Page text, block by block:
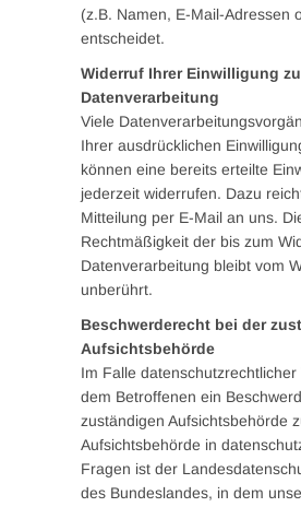
(z.B. Namen, E-Mail-Adressen
entscheidet.
Widerruf Ihrer Einwilligung
Datenverarbeitung
Viele
Ihrer ausdrücklichen
können eine bereits erteilte
jederzeit widerrufen. Dazu
Mitteilung per E-Mail an uns.
Rechtmäßigkeit der bis zum
Datenverarbeitung bleibt vom
unberührt.
Beschwerderecht bei der
Aufsichtsbehörde
Im Falle
dem Betroffenen ein
zuständigen Aufsichtsbehörde
Aufsichtsbehörde in
Fragen ist der
des Bundeslandes, in dem